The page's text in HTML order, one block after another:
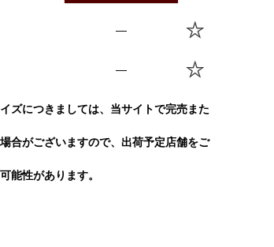
—
—
ズにつきましては、当サイトで完売また
合がございますので、出荷予定店舗をご
能性があります。